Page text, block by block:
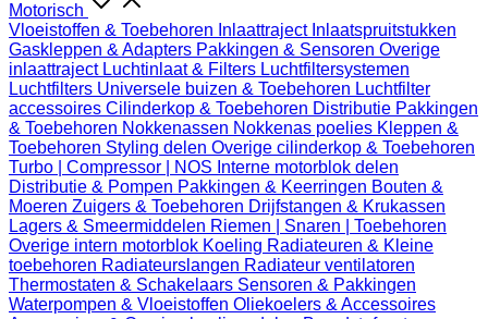
Motorisch
Vloeistoffen & Toebehoren Inlaattraject Inlaatspruitstukken
Gaskleppen & Adapters Pakkingen & Sensoren Overige
inlaattraject Luchtinlaat & Filters Luchtfiltersystemen
Luchtfilters Universele buizen & Toebehoren Luchtfilter
accessoires Cilinderkop & Toebehoren Distributie Pakkingen
& Toebehoren Nokkenassen Nokkenas poelies Kleppen &
Toebehoren Styling delen Overige cilinderkop & Toebehoren
Turbo | Compressor | NOS Interne motorblok delen
Distributie & Pompen Pakkingen & Keerringen Bouten &
Moeren Zuigers & Toebehoren Drijfstangen & Krukassen
Lagers & Smeermiddelen Riemen | Snaren | Toebehoren
Overige intern motorblok Koeling Radiateuren & Kleine
toebehoren Radiateurslangen Radiateur ventilatoren
Thermostaten & Schakelaars Sensoren & Pakkingen
Waterpompen & Vloeistoffen Oliekoelers & Accessoires